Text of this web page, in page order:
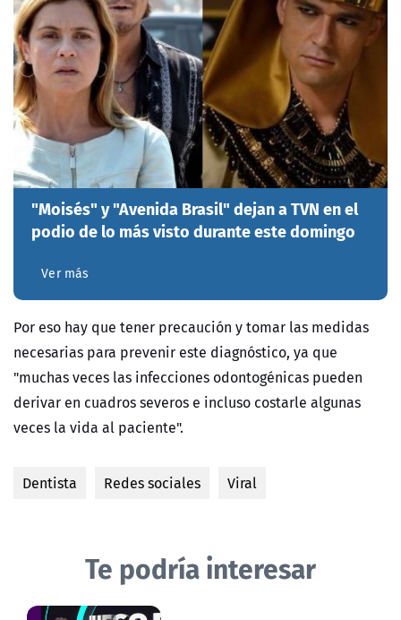
"Moisés" y "Avenida Brasil" dejan a TVN en el
podio de lo más visto durante este domingo
Ver más
Por eso hay que tener precaución y tomar las medidas
necesarias para prevenir este diagnóstico, ya que
"muchas veces las infecciones odontogénicas pueden
derivar en cuadros severos e incluso costarle algunas
veces la vida al paciente".
Dentista Redes sociales Viral
Te podría interesar